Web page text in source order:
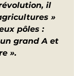
il
»
pôles :
grand A et
».